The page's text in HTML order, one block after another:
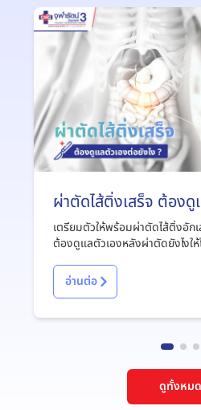
ผ่าตัดไส้ติ่งเสร็จ ต้องดู
?
เตรียมตัวให้พร้อมผ่าตัดไส้ติ่งอัก
ต้องดูแลตัวเองหลังผ่าตัดยังไงใ
อ่านต่อ
ดูทั้งหมด